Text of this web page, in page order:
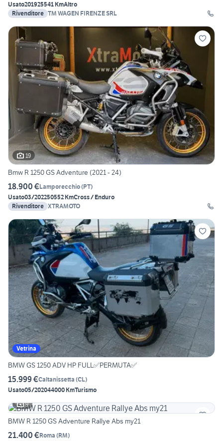
Usato201925541 KmAltro
Rivenditore TM WAGEN FIRENZE SRL
19
Bmw R 1250 GS Adventure (2021 - 24)
18.900 €Lamporecchio(PT)
Usato03/202250552 KmCross / Enduro
Rivenditore XTRAMOTO
Vetrina
BMW GS 1250 ADV HP FULL✅PERMUTA✅
15.999 €Caltanissetta (CL)
Usato05/202044000 KmTurismo
9
BMW R 1250 GS Adventure Rallye Abs my21
21.400 €Roma (RM)